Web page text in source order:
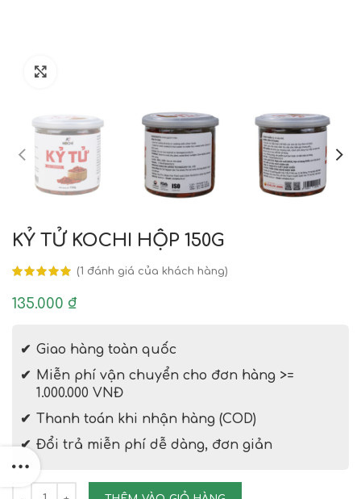
KỶ TỬ KOCHI HỘP 150G
(1 đánh giá của khách hàng)
135.000 ₫
Giao hàng toàn quốc
Miễn phí vận chuyển cho đơn hàng >=
1.000.000 VNĐ
Thanh toán khi nhận hàng (COD)
Đổi trả miễn phí dễ dàng, đơn giản
KỶ TỬ KOCHI HỘP 150G số lượng